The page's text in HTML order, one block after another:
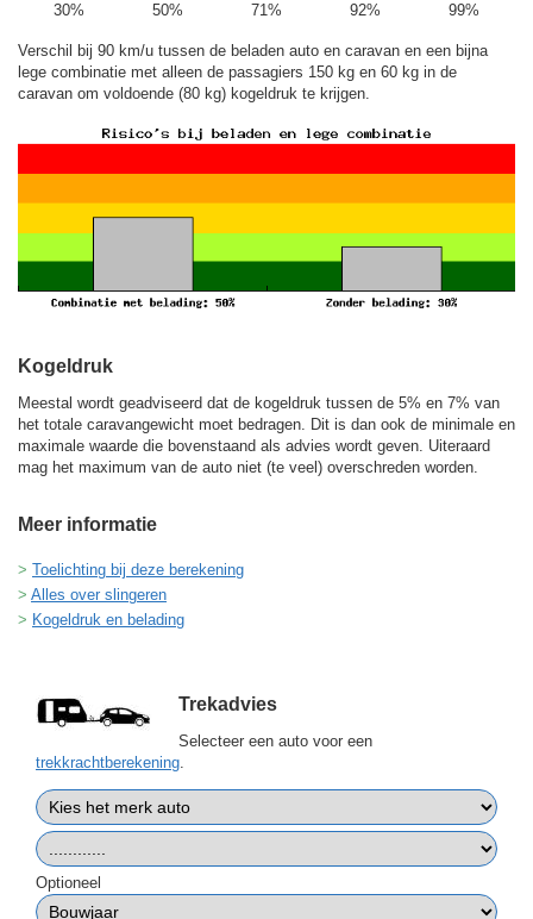
30% 50% 71% 92% 99%
Verschil bij 90 km/u tussen de beladen auto en caravan en een bijna
lege combinatie met alleen de passagiers 150 kg en 60 kg in de
caravan om voldoende (80 kg) kogeldruk te krijgen.
Kogeldruk
Meestal wordt geadviseerd dat de kogeldruk tussen de 5% en 7% van
het totale caravangewicht moet bedragen. Dit is dan ook de minimale en
maximale waarde die bovenstaand als advies wordt geven. Uiteraard
mag het maximum van de auto niet (te veel) overschreden worden.
Meer informatie
Toelichting bij deze berekening
Alles over slingeren
Kogeldruk en belading
Trekadvies
Selecteer een auto voor een
trekkrachtberekening
Optioneel